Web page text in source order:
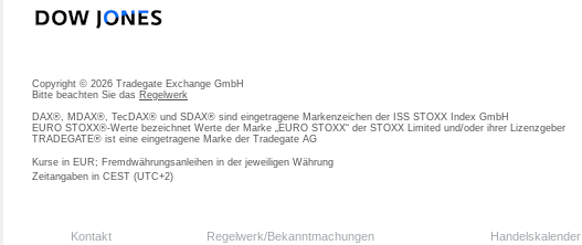
Copyright © 2026 Tradegate Exchange GmbH
Bitte beachten Sie das Regelwerk
DAX®, MDAX®, TecDAX® und SDAX® sind eingetragene Markenzeichen der ISS STOXX Index GmbH
EURO STOXX®-Werte bezeichnet Werte der Marke „EURO STOXX“ der STOXX Limited und/oder ihrer Lizenzgeber
TRADEGATE® ist eine eingetragene Marke der Tradegate AG
Kurse in EUR; Fremdwährungsanleihen in der jeweiligen Währung
Zeitangaben in CEST (UTC+2)
Kontakt Regelwerk/Bekanntmachungen
Handelskalender